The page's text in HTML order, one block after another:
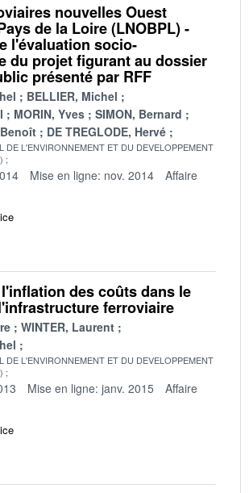
nouvelles Ouest
de la Loire (LNOBPL) -
l'évaluation socio-
du projet figurant au dossier
présenté par RFF
BELLIER, Michel
MORIN, Yves
SIMON, Bernard
DE TREGLODE, Hervé
DE L'ENVIRONNEMENT ET DU DEVELOPPEMENT
Mise en ligne: nov. 2014
Affaire
des coûts dans le
ferroviaire
WINTER, Laurent
DE L'ENVIRONNEMENT ET DU DEVELOPPEMENT
Mise en ligne: janv. 2015
Affaire